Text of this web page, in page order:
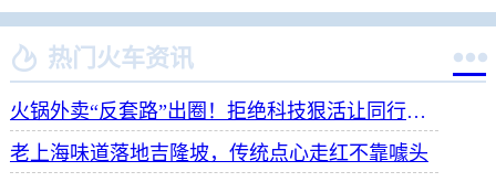
 热门火车资讯 
火锅外卖“反套路”出圈！拒绝科技狠活让同行颤抖
老上海味道落地吉隆坡，传统点心走红不靠噱头